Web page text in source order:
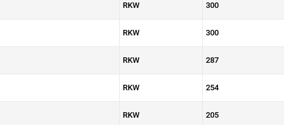
RKW 300
RKW 300
RKW 287
RKW 254
RKW 205